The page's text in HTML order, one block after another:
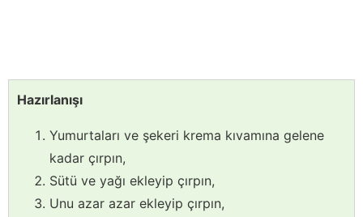
Hazırlanışı
Yumurtaları ve şekeri krema kıvamına gelene
kadar çırpın,
Sütü ve yağı ekleyip çırpın,
Unu azar azar ekleyip çırpın,